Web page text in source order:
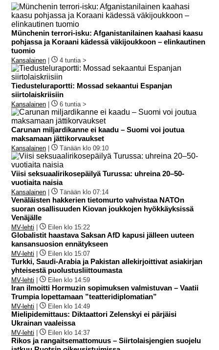
Münchenin terrori-isku: Afganistanilainen kaahasi kaasu
pohjassa ja Koraani kädessä väkijoukkoon – elinkautinen
tuomio
Kansalainen | 4 tuntia >
Tiedusteluraportti: Mossad sekaantui Espanjan
siirtolaiskriisiin
Kansalainen | 6 tuntia >
Carunan miljardikanne ei kaadu – Suomi voi joutua
maksamaan jättikorvaukset
Kansalainen | Tänään klo 09:10
Viisi seksuaalirikosepäilyä Turussa: uhreina 20–50-
vuotiaita naisia
Kansalainen | Tänään klo 07:14
Venäläisten hakkerien tietomurto vahvistaa NATOn
suoran osallisuuden Kiovan joukkojen hyökkäyksissä
Venäjälle
MV-lehti | Eilen klo 15:22
Globalistit haastava Saksan AfD kapusi jälleen uuteen
kansansuosion ennätykseen
MV-lehti | Eilen klo 15:07
Turkki, Saudi-Arabia ja Pakistan allekirjoittivat asiakirjan
yhteisestä puolustusliittoumasta
MV-lehti | Eilen klo 14:59
Iran ilmoitti Hormuzin sopimuksen valmistuvan – Vaatii
Trumpia lopettamaan ”teatteridiplomatian”
MV-lehti | Eilen klo 14:49
Mielipidemittaus: Diktaattori Zelenskyi ei pärjäisi
Ukrainan vaaleissa
MV-lehti | Eilen klo 14:37
Rikos ja rangaitsemattomuus – Siirtolaisjengien suojelu